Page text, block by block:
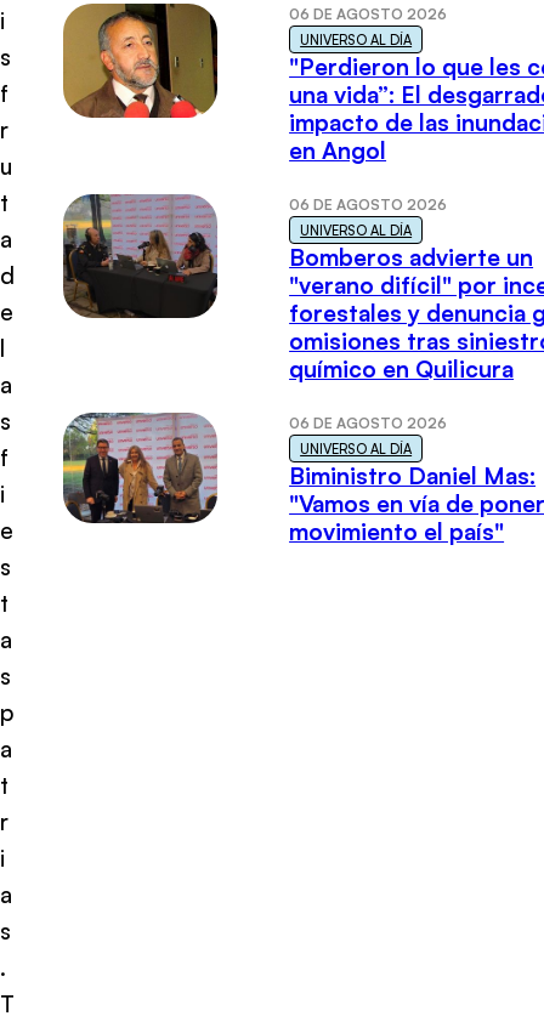
i
s
f
r
u
t
a
d
e
l
a
s
f
i
e
s
t
a
s
p
a
t
r
i
a
s
.
T
06 DE AGOSTO 2026
UNIVERSO AL DÍA
"Perdieron lo que les
una vida”: El
impacto de las
en Angol
06 DE AGOSTO 2026
UNIVERSO AL DÍA
Bomberos advierte un
"verano difícil" por
forestales y denuncia
omisiones tras
químico en Quilicura
06 DE AGOSTO 2026
UNIVERSO AL DÍA
Biministro Daniel Mas:
"Vamos en vía de
movimiento el país"